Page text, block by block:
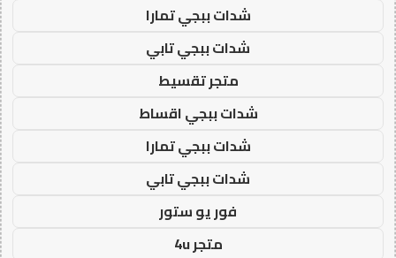
شدات ببجي تمارا
شدات ببجي تابي
متجر تقسيط
شدات ببجي اقساط
شدات ببجي تمارا
شدات ببجي تابي
فور يو ستور
متجر 4u